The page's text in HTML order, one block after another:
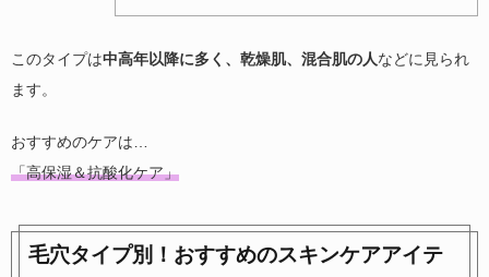
このタイプは中高年以降に多く、乾燥肌、混合肌の人などに見られ
ます。
おすすめのケアは…
「高保湿＆抗酸化ケア」
毛穴タイプ別！おすすめのスキンケアアイテ